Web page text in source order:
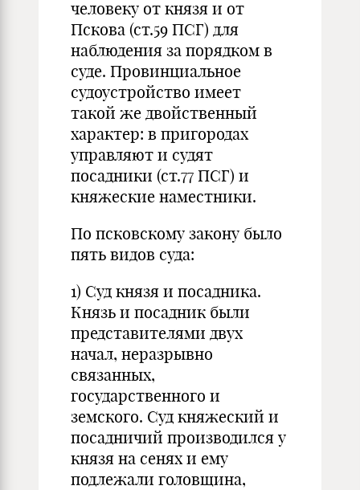
человеку от князя и от
Пскова (ст.59 ПСГ) для
наблюдения за порядком в
суде. Провинциальное
судоустройство имеет
такой же двойственный
характер: в пригородах
управляют и судят
посадники (ст.77 ПСГ) и
княжеские наместники.
По псковскому закону было
пять видов суда:
1) Суд князя и посадника.
Князь и посадник были
представителями двух
начал, неразрывно
связанных,
государственного и
земского. Суд княжеский и
посадничий производился у
князя на сенях и ему
подлежали головщина,